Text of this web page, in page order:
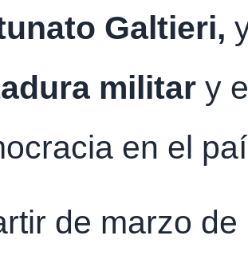
Galtieri,
militar y
en el
de marzo